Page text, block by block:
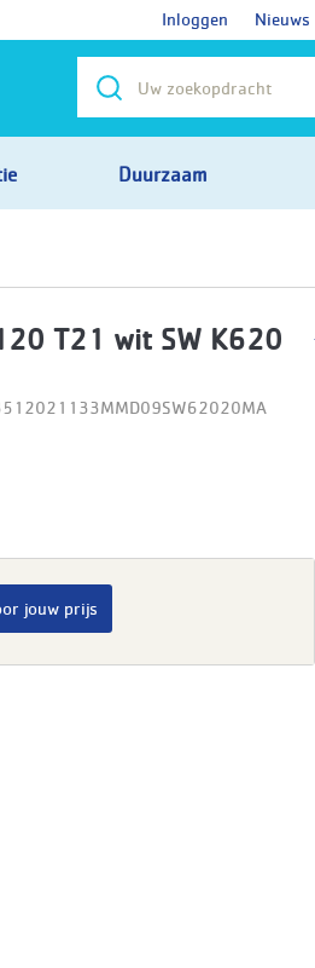
Inloggen Nieuws
Duurzaam
T21 wit SW K620
jouw prijs